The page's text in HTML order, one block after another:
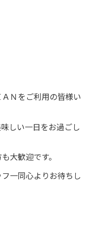
Ｎをご利用の皆様い
しい一日をお過ごし
大歓迎です。
一同心よりお待ちし